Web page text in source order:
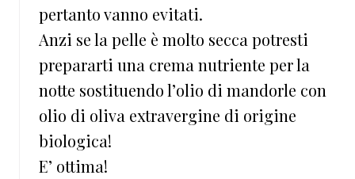
pertanto vanno evitati.
Anzi se la pelle è molto secca potresti
prepararti una crema nutriente per la
notte sostituendo l’olio di mandorle con
olio di oliva extravergine di origine
biologica!
E’ ottima!